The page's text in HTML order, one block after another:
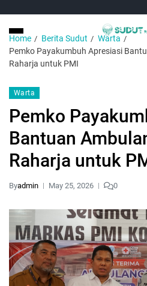
Home Berita Sudut
Warta
Pemko Payakumbuh Apresiasi
Raharja untuk PMI
Warta
Pemko
Bantuan
Raharja untuk
Byadmin May 25, 2026 0